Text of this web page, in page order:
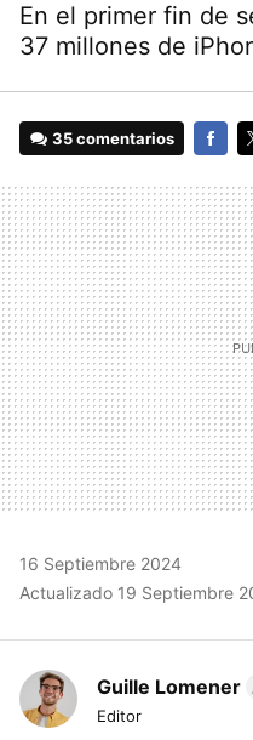
En el primer fin de
37 millones de
35 comentarios
16 Septiembre 2024
Actualizado 19 Septiembre
Guille Lomener
Editor